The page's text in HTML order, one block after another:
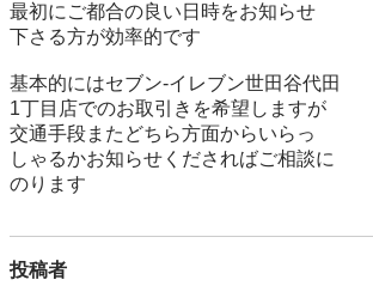
最初にご都合の良い日時をお知らせ
下さる方が効率的です
基本的にはセブン-イレブン世田谷代田
1丁目店でのお取引きを希望しますが
交通手段またどちら方面からいらっ
しゃるかお知らせくださればご相談に
投稿者